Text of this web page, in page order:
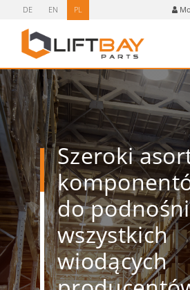
DE EN PL
Szeroki
do
wszystkich
wiodących